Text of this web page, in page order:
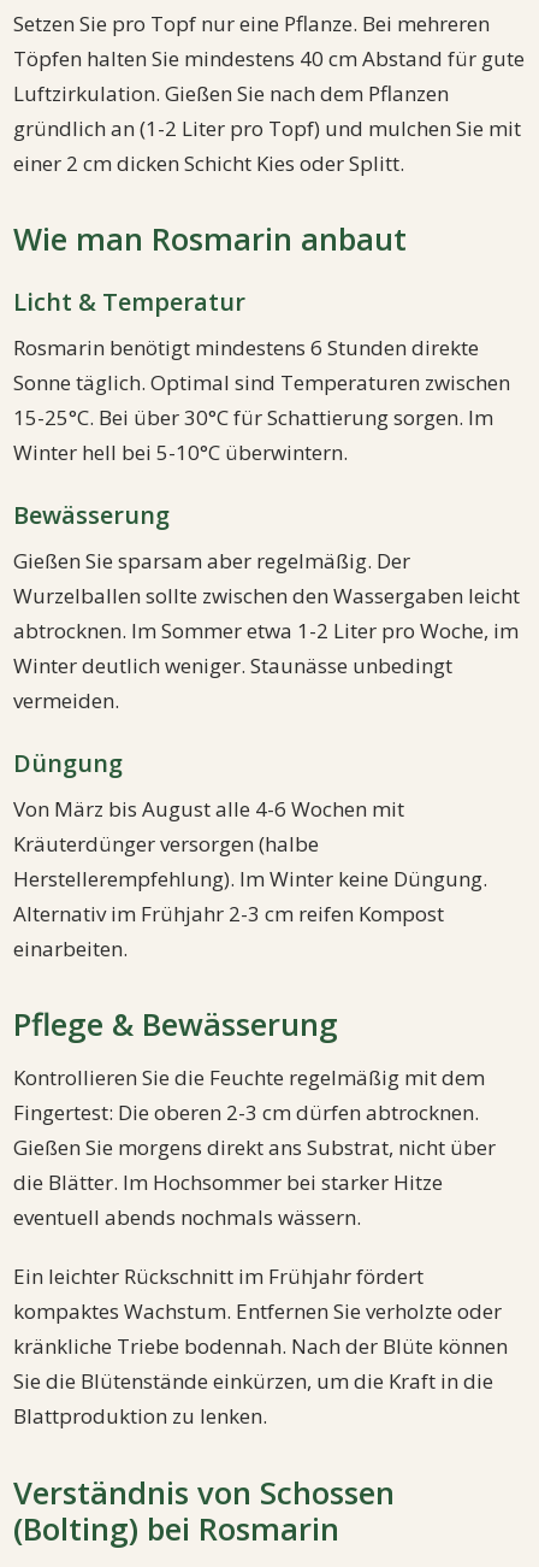
Setzen Sie pro Topf nur eine Pflanze. Bei mehreren
Töpfen halten Sie mindestens 40 cm Abstand für gute
Luftzirkulation. Gießen Sie nach dem Pflanzen
gründlich an (1-2 Liter pro Topf) und mulchen Sie mit
einer 2 cm dicken Schicht Kies oder Splitt.
Wie man Rosmarin anbaut
Licht & Temperatur
Rosmarin benötigt mindestens 6 Stunden direkte
Sonne täglich. Optimal sind Temperaturen zwischen
15-25°C. Bei über 30°C für Schattierung sorgen. Im
Winter hell bei 5-10°C überwintern.
Bewässerung
Gießen Sie sparsam aber regelmäßig. Der
Wurzelballen sollte zwischen den Wassergaben leicht
abtrocknen. Im Sommer etwa 1-2 Liter pro Woche, im
Winter deutlich weniger. Staunässe unbedingt
vermeiden.
Düngung
Von März bis August alle 4-6 Wochen mit
Kräuterdünger versorgen (halbe
Herstellerempfehlung). Im Winter keine Düngung.
Alternativ im Frühjahr 2-3 cm reifen Kompost
einarbeiten.
Pflege & Bewässerung
Kontrollieren Sie die Feuchte regelmäßig mit dem
Fingertest: Die oberen 2-3 cm dürfen abtrocknen.
Gießen Sie morgens direkt ans Substrat, nicht über
die Blätter. Im Hochsommer bei starker Hitze
eventuell abends nochmals wässern.
Ein leichter Rückschnitt im Frühjahr fördert
kompaktes Wachstum. Entfernen Sie verholzte oder
kränkliche Triebe bodennah. Nach der Blüte können
Sie die Blütenstände einkürzen, um die Kraft in die
Blattproduktion zu lenken.
Verständnis von Schossen
(Bolting) bei Rosmarin